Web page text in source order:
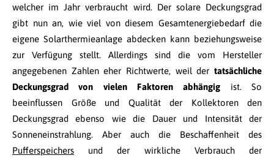
welcher im Jahr verbraucht wird. Der solare Deckungsgrad
gibt nun an, wie viel von diesem Gesamtenergiebedarf die
eigene Solarthermieanlage abdecken kann beziehungsweise
zur Verfügung stellt. Allerdings sind die vom Hersteller
angegebenen Zahlen eher Richtwerte, weil der tatsächliche
Deckungsgrad von vielen Faktoren abhängig ist. So
beeinflussen Größe und Qualität der Kollektoren den
Deckungsgrad ebenso wie die Dauer und Intensität der
Sonneneinstrahlung. Aber auch die Beschaffenheit des
Pufferspeichers und der wirkliche Verbrauch der